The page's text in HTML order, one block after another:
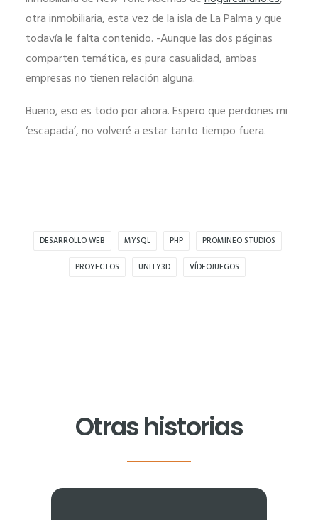
otra inmobiliaria, esta vez de la isla de La Palma y que
todavía le falta contenido. -Aunque las dos páginas
comparten temática, es pura casualidad, ambas
empresas no tienen relación alguna.
Bueno, eso es todo por ahora. Espero que perdones mi
‘escapada’, no volveré a estar tanto tiempo fuera.
DESARROLLO WEB MYSQL PHP PROMINEO STUDIOS
PROYECTOS UNITY3D VÍDEOJUEGOS
Otras historias
algunas
funcionalidades
desaparecerán
de la web.
Marketing
aumentas la
posibilidad de